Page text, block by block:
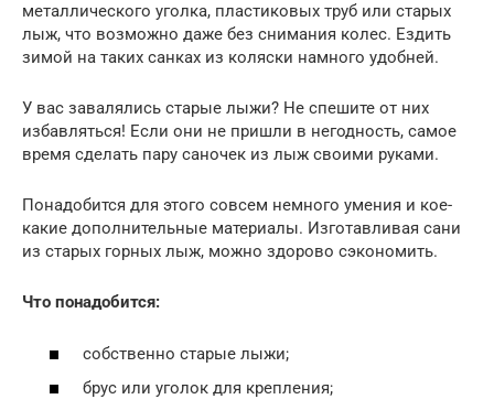
металлического уголка, пластиковых труб или старых
лыж, что возможно даже без снимания колес. Ездить
зимой на таких санках из коляски намного удобней.
У вас завалялись старые лыжи? Не спешите от них
избавляться! Если они не пришли в негодность, самое
время сделать пару саночек из лыж своими руками.
Понадобится для этого совсем немного умения и кое-
какие дополнительные материалы. Изготавливая сани
из старых горных лыж, можно здорово сэкономить.
Что понадобится:
собственно старые лыжи;
брус или уголок для крепления;